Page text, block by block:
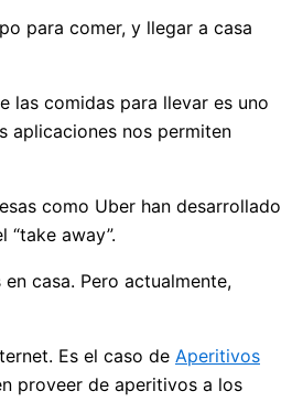
para comer, y llegar a casa
las comidas para llevar es uno
aplicaciones nos permiten
como Uber han desarrollado
away”.
casa. Pero actualmente,
Es el caso de Aperitivos
proveer de aperitivos a los